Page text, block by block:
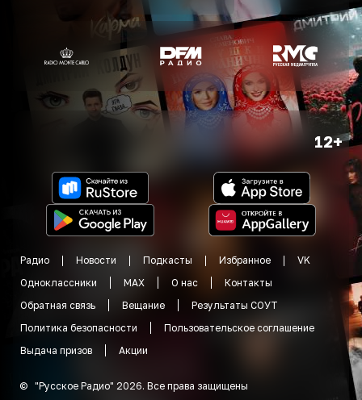
12+
Радио Новости Подкасты Избранное
VK
Одноклассники
MAX О нас
Контакты
Обратная связь
Вещание
Результаты СОУТ
Политика безопасности
Пользовательское соглашение
Выдача призов
Акции
© "Русское Радио" 2026. Все права защищены